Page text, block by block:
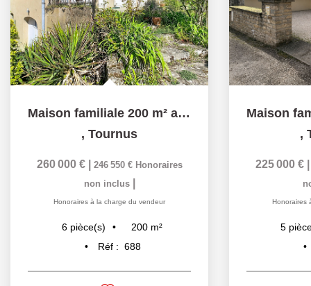
Maison familiale 200 m² avec terrain arboré
, Tournus
260 000 € 246 550 € Honoraires
non inclus
Honoraires à la charge du vendeur
6 pièce(s) 200 m²
Réf : 688
,
225 000 €
Honoraires
5